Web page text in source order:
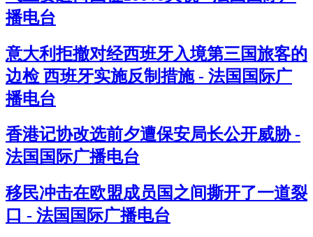
播电台
意大利拒撤对经西班牙入境第三国旅客的
边检 西班牙实施反制措施 - 法国国际广
播电台
香港记协改选前夕遭保安局长公开威胁 -
法国国际广播电台
移民冲击在欧盟成员国之间撕开了一道裂
口 - 法国国际广播电台